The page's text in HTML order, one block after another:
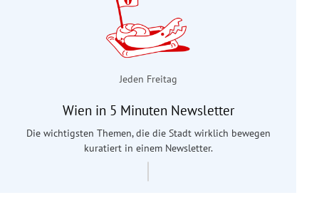
Jeden Freitag
Wien in 5 Minuten Newsletter
Die wichtigsten Themen, die die Stadt wirklich bewegen
kuratiert in einem Newsletter.